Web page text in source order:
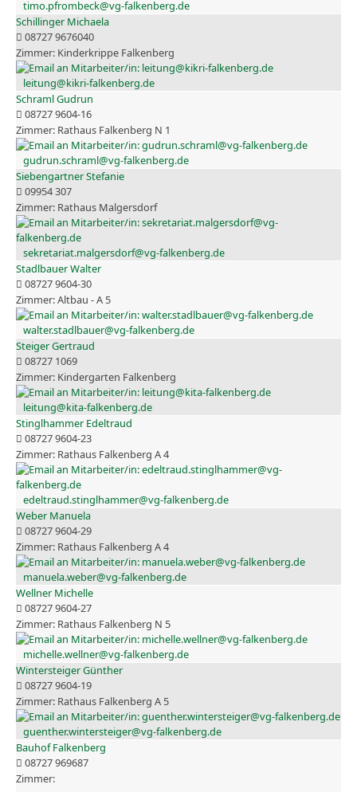
timo.pfrombeck@vg-falkenberg.de
Schillinger Michaela
08727 9676040
Kinderkrippe Falkenberg
leitung@kikri-falkenberg.de
Schraml Gudrun
08727 9604-16
Rathaus Falkenberg N 1
gudrun.schraml@vg-falkenberg.de
Siebengartner Stefanie
09954 307
Rathaus Malgersdorf
sekretariat.malgersdorf@vg-falkenberg.de
Stadlbauer Walter
08727 9604-30
Altbau - A 5
walter.stadlbauer@vg-falkenberg.de
Steiger Gertraud
08727 1069
Kindergarten Falkenberg
leitung@kita-falkenberg.de
Stinglhammer Edeltraud
08727 9604-23
Rathaus Falkenberg A 4
edeltraud.stinglhammer@vg-falkenberg.de
Weber Manuela
08727 9604-29
Rathaus Falkenberg A 4
manuela.weber@vg-falkenberg.de
Wellner Michelle
08727 9604-27
Rathaus Falkenberg N 5
michelle.wellner@vg-falkenberg.de
Wintersteiger Günther
08727 9604-19
Rathaus Falkenberg A 5
guenther.wintersteiger@vg-falkenberg.de
Bauhof Falkenberg
08727 969687